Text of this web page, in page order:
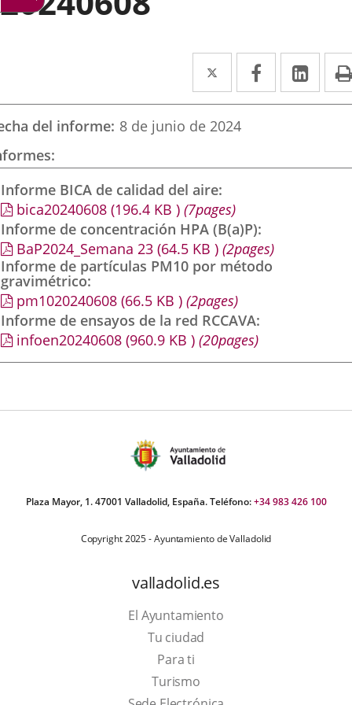
Twitter
Enlace
a
una
externa.
Facebook
Enlace
a
externa.
a
del informe 8 de junio de 2024
Informe BICA de calidad del aire
bica20240608 (196.4 KB ) (7pages)
Informe de concentración HPA (B(a)P)
BaP2024_Semana 23 (64.5 KB ) (2pages)
Informe de partículas PM10 por método
gravimétrico
pm1020240608 (66.5 KB ) (2pages)
Informe de ensayos de la red RCCAVA
infoen20240608 (960.9 KB ) (20pages)
Plaza Mayor, 1. 47001 Valladolid, España. Teléfono:+34 983 426 100
Copyright 2025 - Ayuntamiento de Valladolid
valladolid.es
El Ayuntamiento
Tu ciudad
Para ti
TurismoEste